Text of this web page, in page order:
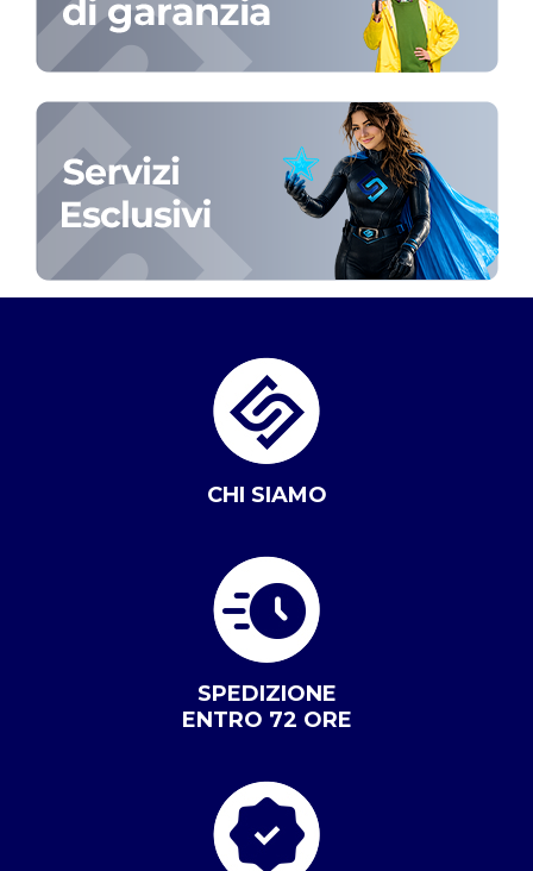
CHI SIAMO
SPEDIZIONE
ENTRO 72 ORE